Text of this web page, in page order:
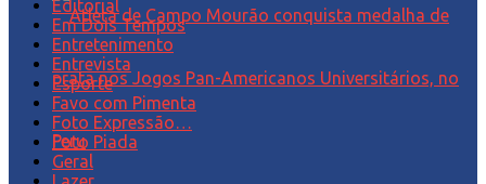
Editorial
Em Dois Tempos
Entretenimento
Entrevista
Esporte
Favo com Pimenta
Foto Expressão…
Foto Piada
Geral